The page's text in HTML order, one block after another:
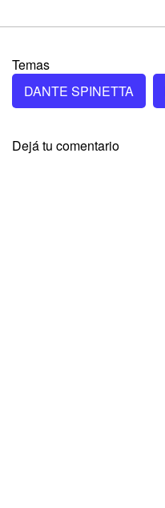
Temas
DANTE SPINETTA
Dejá tu comentario